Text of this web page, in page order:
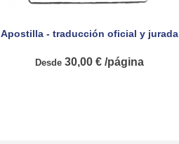
Apostilla - traducción oficial y jurada
Desde 30,00 € /página